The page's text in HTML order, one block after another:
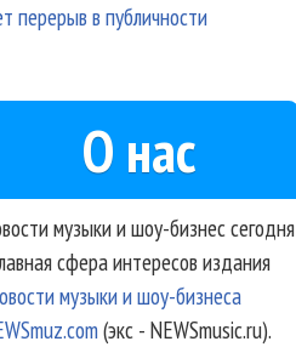
перерыв в публичности
О нас
музыки и шоу-бизнес сегодня
сфера интересов издания
музыки и шоу-бизнеса
(экс - NEWSmusic.ru).